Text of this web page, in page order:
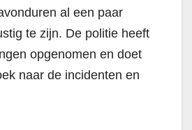
al een paar
te zijn. De politie heeft
opgenomen en doet
naar de incidenten en